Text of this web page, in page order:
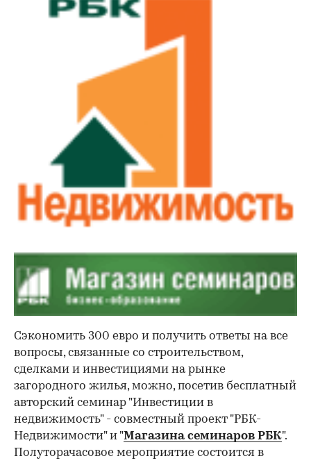
Сэкономить 300 евро и получить ответы на все
вопросы, связанные со строительством,
сделками и инвестициями на рынке
загородного жилья, можно, посетив бесплатный
авторский семинар "Инвестиции в
недвижимость" - совместный проект "РБК-
Недвижимости" и "Магазина семинаров РБК".
Полуторачасовое мероприятие состоится в